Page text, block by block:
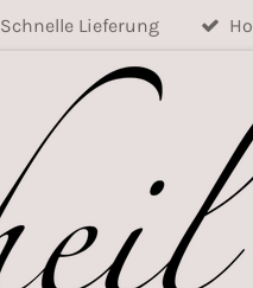
Schnelle Lieferung